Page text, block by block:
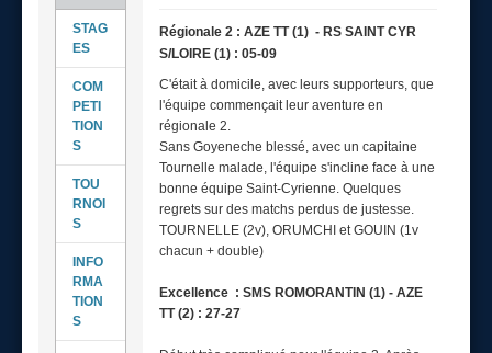
STAG
ES
COM
PETI
TION
S
TOU
RNOI
S
INFO
RMA
TION
S
Régionale 2 : AZE TT (1) - RS SAINT CYR
S/LOIRE (1) : 05-09
C'était à domicile, avec leurs supporteurs, que
l'équipe commençait leur aventure en
régionale 2.
Sans Goyeneche blessé, avec un capitaine
Tournelle malade, l'équipe s'incline face à une
bonne équipe Saint-Cyrienne. Quelques
regrets sur des matchs perdus de justesse.
TOURNELLE (2v), ORUMCHI et GOUIN (1v
chacun + double)
Excellence : SMS ROMORANTIN (1) - AZE
TT (2) : 27-27